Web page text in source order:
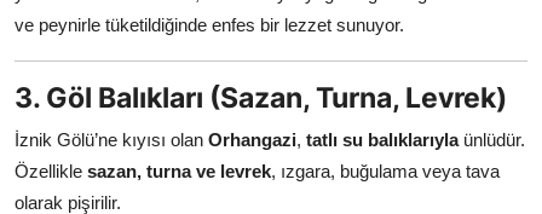
ve peynirle tüketildiğinde enfes bir lezzet sunuyor.
3. Göl Balıkları (Sazan, Turna, Levrek)
İznik Gölü’ne kıyısı olan Orhangazi, tatlı su balıklarıylaünlüdür.
Özellikle sazan, turna ve levrek, ızgara, buğulama veya tava
olarak pişirilir.